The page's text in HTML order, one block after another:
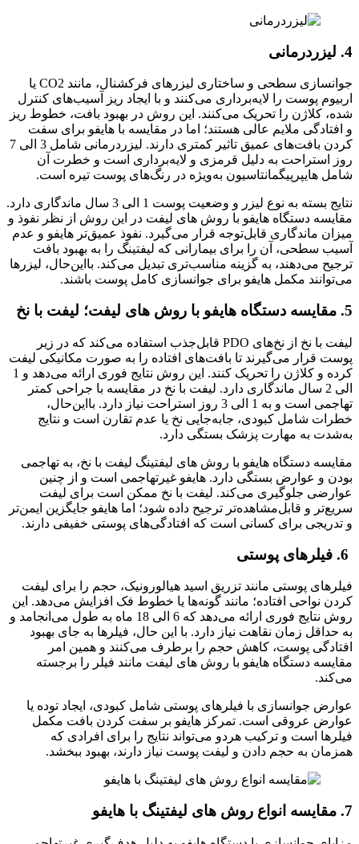
4. لیزردرمانی
جوانسازی سطحی و ساختاری لیزرهای فرکشنال، مانند CO2 یا
اربیوم پوست را لایه‌برداری می‌کنند و با ایجاد ریز آسیب‌های کنترل
شده، کلاژن را تحریک می‌کنند. این روش در بهبود بافت، خطوط ریز
و افتادگی ملایم عالی هستند؛ اما در مقایسه با هایفو برای سفت
کردن بافت‌های عمیق تاثیر کمتری دارند. لیزردرمانی شامل 3 الی 7
روز استراحت به دلیل قرمزی و لایه‌برداری است و خطرت آن
شامل هایپرپیگمانتاسیون به‌ویژه در رنگ‌های پوست تیره است.
نتایج بسته به نوع لیزر و وضعیت پوست 1 الی 3 سال ماندگاری دارد.
مقایسه دستگاه هایفو با روش های لیفت در این روش از نظر نفوذ و
میزان ماندگاری قابل‌توجه قرار می‌گیرد. نفوذ عمیق‌تر هایفو و عدم
آسیب سطحی، آن را برای بیمارانی که لیفتینگ را به بهبود بافت
ترجیح می‌دهند، به گزینه مناسب‌تری تبدیل می‌کند. بااین‌حال، لیزرها
می‌توانند مکمل هایفو برای جوانسازی کامل پوست باشند.
5. مقایسه دستگاه هایفو با روش های لیفت؛ لیفت با نخ
لیفت با نخ از نخ‌های PDO قابل‌جذب استفاده می‌کند که در زیر
پوست قرار می‌گیرند تا بافت‌های افتاده را به صورت مکانیکی لیفت
کرده و کلاژن را تحریک کنند. این روش نتایج فوری ارائه می‌دهد و 1
الی 2 سال ماندگاری دارد. لیفت با نخ در مقایسه با جراحی کمتر
تهاجمی است و به 1 الی 3 روز استراحت نیاز دارد. بااین‌حال،
خطرات شامل کبودی، جابه‌جایی نخ یا عدم تقارن است و نتایج
به‌شدت به مهارت پزشک بستگی دارد.
مقایسه دستگاه هایفو با روش های لیفتینگ لیفت با نخ، به تهاجمی
بودن و عوارض بستگی دارد. هایفو غیرتهاجمی است و از چنین
عوارضی جلوگیری می‌کند. لیفت با نخ ممکن است برای لیفت
سریع‌تر و قابل‌مشاهده‌تر ترجیح داده شود؛ اما هایفو جایگزین ایمن‌تر
و تدریجی برای کسانی است که افتادگی‌های پوستی خفیفی دارند.
فیلرهای پوستی مانند تزریق اسید هیالورونیک، حجم را برای لیفت
کردن نواحی افتاده؛ مانند گونه‌ها یا خطوط فک افزایش می‌دهد. این
روش نتایج فوری ارائه می‌دهد که 6 الی 18 ماه به طول می‌انجامد و
به حداقل زمان نقاهت نیاز دارد. با این حال، فیلرها به جای بهبود
افتادگی پوست، کاهش حجم را برطرف می‌کنند و همین امر
مقایسه دستگاه هایفو با روش های لیفت مانند فیلر را برجسته
می‌کند.
عوارض جوانسازی با فیلرهای پوستی شامل کبودی، ایجاد توده یا
عوارض عروقی است. تمرکز هایفو بر سفت کردن بافت مکمل
فیلرها است و ترکیب هردو می‌تواند نتایج را برای افرادی که
همزمان به حجم دادن و لیفت پوست نیاز دارند، بهبود ببخشد.
7. مقایسه انواع روش های لیفتینگ با هایفو